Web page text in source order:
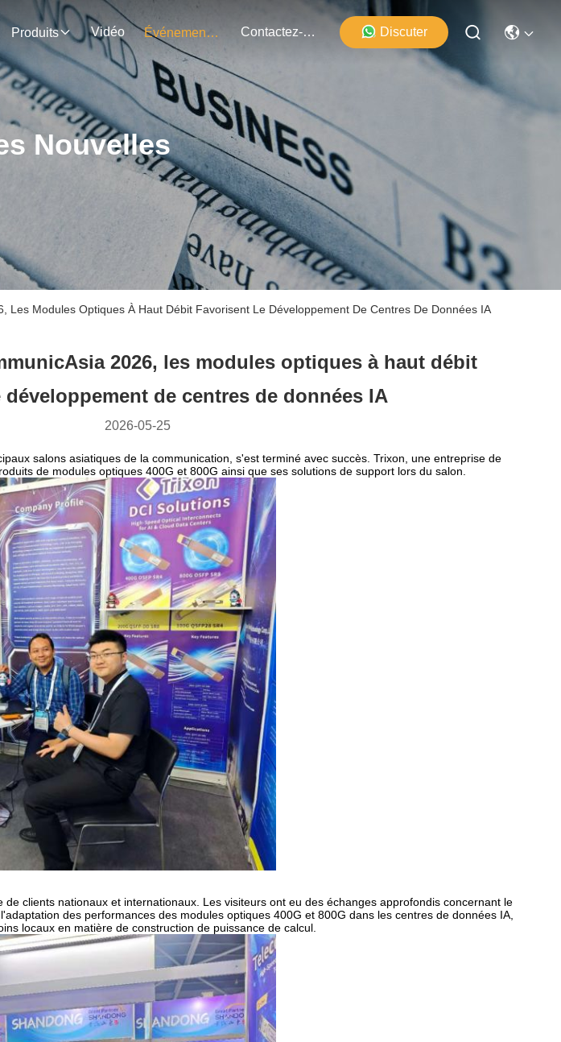
Produits Vidéo Événements Contactez-Nous Discuter
Nouvelles
Les Modules Optiques À Haut Débit Favorisent Le Développement De Centres De Données IA
2026, les modules optiques à haut débit
de centres de données IA
2026-05-25
salons asiatiques de la communication, s'est terminé avec succès. Trixon, une entreprise de
de modules optiques 400G et 800G ainsi que ses solutions de support lors du salon.
clients nationaux et internationaux. Les visiteurs ont eu des échanges approfondis concernant le
des performances des modules optiques 400G et 800G dans les centres de données IA,
locaux en matière de construction de puissance de calcul.